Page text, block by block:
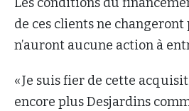
de ces clients ne
n’auront aucune action à
« Je suis fier de cette
encore plus Desjardins